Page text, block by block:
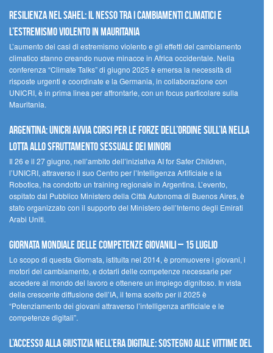
Resilienza nel Sahel: il nesso tra i cambiamenti climatici e
l’estremismo violento in Mauritania
L’aumento dei casi di estremismo violento e gli effetti del cambiamento
climatico stanno creando nuove minacce in Africa occidentale. Nella
conferenza “Climate Talks” di giugno 2025 è emersa la necessità di
risposte urgenti e coordinate e la Germania, in collaborazione con
UNICRI, è in prima linea per affrontarle, con un focus particolare sulla
Mauritania.
Argentina: UNICRI avvia corsi per le forze dell’ordine sull’IA nella
lotta allo sfruttamento sessuale dei minori
Il 26 e il 27 giugno, nell’ambito dell’iniziativa AI for Safer Children,
l’UNICRI, attraverso il suo Centro per l’Intelligenza Artificiale e la
Robotica, ha condotto un training regionale in Argentina. L’evento,
ospitato dal Pubblico Ministero della Città Autonoma di Buenos Aires, è
stato organizzato con il supporto del Ministero dell’Interno degli Emirati
Arabi Uniti.
Giornata Mondiale delle Competenze Giovanili – 15 luglio
Lo scopo di questa Giornata, istituita nel 2014, è promuovere i giovani, i
motori del cambiamento, e dotarli delle competenze necessarie per
accedere al mondo del lavoro e ottenere un impiego dignitoso. In vista
della crescente diffusione dell’IA, il tema scelto per il 2025 è
“Potenziamento dei giovani attraverso l’intelligenza artificiale e le
competenze digitali”.
L’accesso alla giustizia nell’era digitale: sostegno alle vittime del